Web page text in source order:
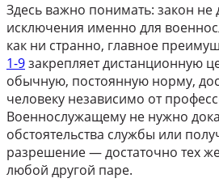
Здесь важно понимать: закон не
исключения именно для
как ни странно, главное
1-9закрепляет дистанционную
обычную, постоянную норму,
человеку независимо от
Военнослужащему не нужно
обстоятельства службы или
разрешение — достаточно тех
любой другой паре.